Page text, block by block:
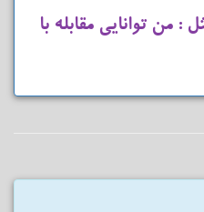
توانایی مقابله با